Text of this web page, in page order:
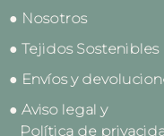
● Nosotros
● Tejidos Sostenibles
● Envíos y
● Aviso legal y
Política de